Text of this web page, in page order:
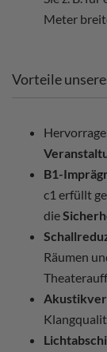
Meter
Vorteile
B1-
c1 erfüllt
die
Räumen